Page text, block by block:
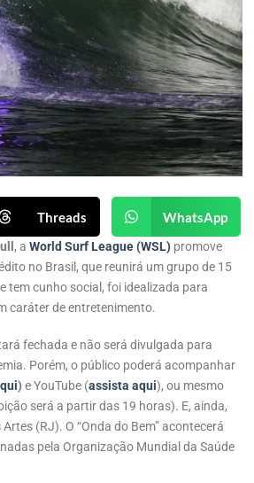
Threads WhatsApp
, a World Surf League (WSL) promove
no Brasil, que reunirá um grupo de 15
tem cunho social, foi idealizada para
caráter de entretenimento.
fechada e não será divulgada para
Porém, o público poderá acompanhar
) e YouTube (assista aqui), ou mesmo
será a partir das 19 horas). E, ainda,
(RJ). O “Onda do Bem” acontecerá
pela Organização Mundial da Saúde